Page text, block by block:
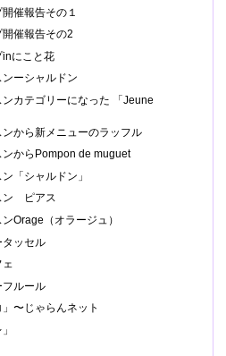
催報告その１
催報告その2
inにこと花
ーシャルドン
カテゴリーになった 「Jeune
から新メニューのラッフル
からPompon de muguet
「シャルドン」
ン ピアス
Orage（オラージュ）
ッセル
ェ
ルール
〜じゃらんネット